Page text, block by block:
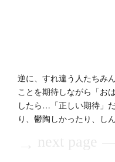
逆に、すれ違う人たちみ
ことを期待しながら「お
したら…「正しい期待」
り、鬱陶しかったり、し